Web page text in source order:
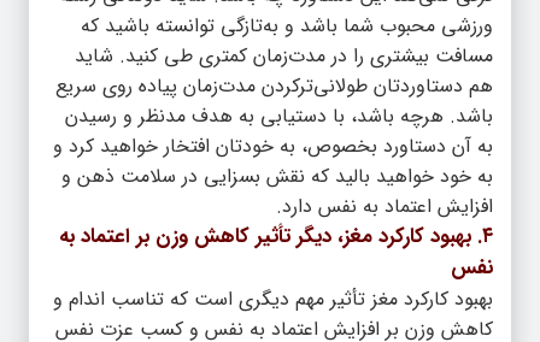
ورزشی محبوب شما باشد و به‌تازگی توانسته باشید که
مسافت بیشتری را در مدت‌زمان کمتری طی کنید. شاید
هم دستاوردتان طولانی‌ترکردن مدت‌زمان پیاده روی سریع
باشد. هرچه باشد، با دستیابی به هدف مدنظر و رسیدن
به آن دستاورد بخصوص، به خودتان افتخار خواهید کرد و
به خود خواهید بالید که نقش بسزایی در سلامت ذهن و
افزایش اعتماد به نفس دارد.
۴. بهبود کارکرد مغز، دیگر تأثیر کاهش وزن بر اعتماد به
نفس
بهبود کارکرد مغز تأثیر مهم دیگری است که تناسب اندام و
کاهش وزن بر افزایش اعتماد به نفس و کسب عزت نفس